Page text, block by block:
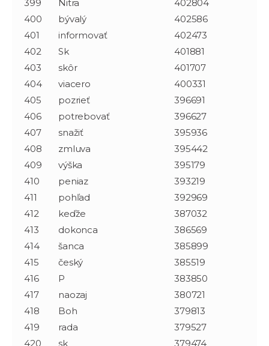
399
Nitra
402804
400
bývalý
402586
401
informovať
402473
402
Sk
401881
403
skôr
401707
404
viacero
400331
405
pozrieť
396691
406
potrebovať
396627
407
snažiť
395936
408
zmluva
395442
409
výška
395179
410
peniaz
393219
411
pohľad
392969
412
keďže
387032
413
dokonca
386569
414
šanca
385899
415
český
385519
416
P
383850
417
naozaj
380721
418
Boh
379813
419
rada
379527
420
sk 379474